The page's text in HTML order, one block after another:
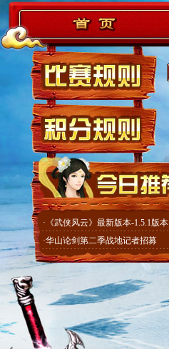
· 《武侠风云》最新版本-1.5.1版本
·华山论剑第二季战地记者招募